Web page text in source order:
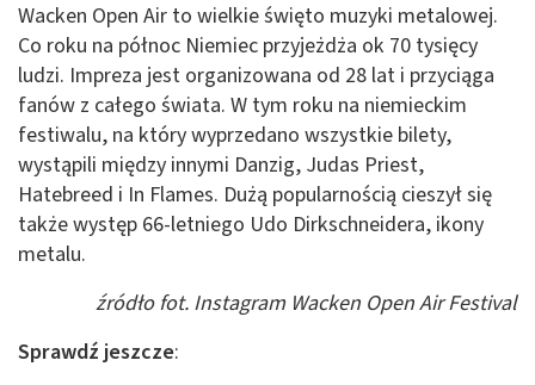
Wacken Open Air to wielkie święto muzyki metalowej.
Co roku na północ Niemiec przyjeżdża ok 70 tysięcy
ludzi. Impreza jest organizowana od 28 lat i przyciąga
fanów z całego świata. W tym roku na niemieckim
festiwalu, na który wyprzedano wszystkie bilety,
wystąpili między innymi Danzig, Judas Priest,
Hatebreed i In Flames. Dużą popularnością cieszył się
także występ 66-letniego Udo Dirkschneidera, ikony
metalu.
źródło fot. Instagram Wacken Open Air Festival
Sprawdź jeszcze: